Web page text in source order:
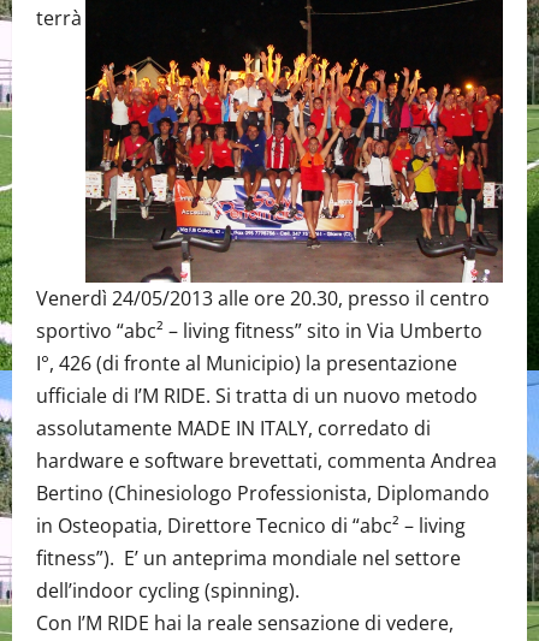
terrà
Venerdì 24/05/2013 alle ore 20.30, presso il centro
sportivo “abc² – living fitness” sito in Via Umberto
I°, 426 (di fronte al Municipio) la presentazione
ufficiale di I’M RIDE. Si tratta di un nuovo metodo
assolutamente MADE IN ITALY, corredato di
hardware e software brevettati, commenta Andrea
Bertino (Chinesiologo Professionista, Diplomando
in Osteopatia, Direttore Tecnico di “abc² – living
fitness”). E’ un anteprima mondiale nel settore
dell’indoor cycling (spinning).
Con I’M RIDE hai la reale sensazione di vedere,